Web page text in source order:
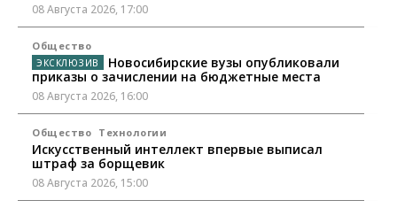
08 Августа 2026, 17:00
Общество
Новосибирские вузы опубликовали
приказы о зачислении на бюджетные места
08 Августа 2026, 16:00
Общество Технологии
Искусственный интеллект впервые выписал
штраф за борщевик
08 Августа 2026, 15:00